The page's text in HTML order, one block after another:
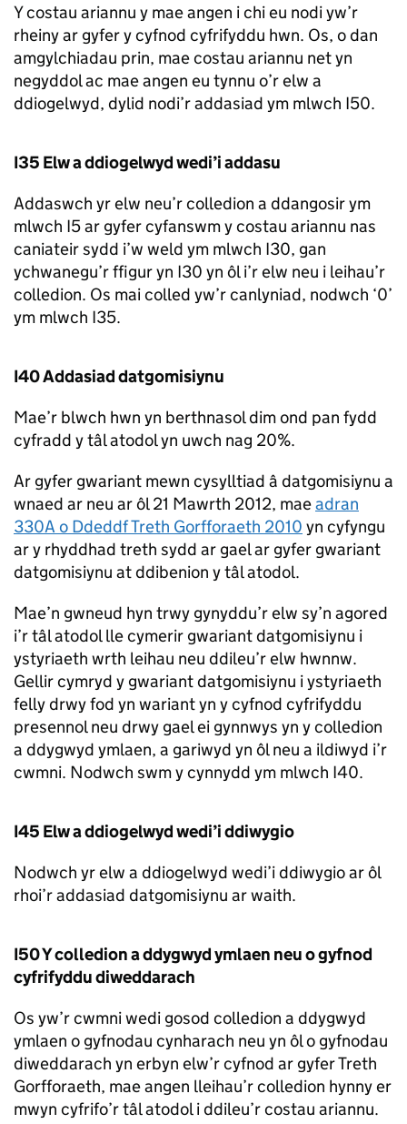
Y costau ariannu y mae angen i chi eu nodi yw’r
rheiny ar gyfer y cyfnod cyfrifyddu hwn. Os, o dan
amgylchiadau prin, mae costau ariannu net yn
negyddol ac mae angen eu tynnu o’r elw a
ddiogelwyd, dylid nodi’r addasiad ym mlwch I50.
I35 Elw a ddiogelwyd wedi’i addasu
Addaswch yr elw neu’r colledion a ddangosir ym
mlwch I5 ar gyfer cyfanswm y costau ariannu nas
caniateir sydd i’w weld ym mlwch I30, gan
ychwanegu’r ffigur yn I30 yn ôl i’r elw neu i leihau’r
colledion. Os mai colled yw’r canlyniad, nodwch ‘0’
ym mlwch I35.
I40 Addasiad datgomisiynu
Mae’r blwch hwn yn berthnasol dim ond pan fydd
cyfradd y tâl atodol yn uwch nag 20%.
Ar gyfer gwariant mewn cysylltiad â datgomisiynu a
wnaed ar neu ar ôl 21 Mawrth 2012, maeadran
330A o Ddeddf Treth Gorfforaeth 2010 yn cyfyngu
ar y rhyddhad treth sydd ar gael ar gyfer gwariant
datgomisiynu at ddibenion y tâl atodol.
Mae’n gwneud hyn trwy gynyddu’r elw sy’n agored
i’r tâl atodol lle cymerir gwariant datgomisiynu i
ystyriaeth wrth leihau neu ddileu’r elw hwnnw.
Gellir cymryd y gwariant datgomisiynu i ystyriaeth
felly drwy fod yn wariant yn y cyfnod cyfrifyddu
presennol neu drwy gael ei gynnwys yn y colledion
a ddygwyd ymlaen, a gariwyd yn ôl neu a ildiwyd i’r
cwmni. Nodwch swm y cynnydd ym mlwch I40.
I45 Elw a ddiogelwyd wedi’i ddiwygio
Nodwch yr elw a ddiogelwyd wedi’i ddiwygio ar ôl
rhoi’r addasiad datgomisiynu ar waith.
I50 Y colledion a ddygwyd ymlaen neu o gyfnod
cyfrifyddu diweddarach
Os yw’r cwmni wedi gosod colledion a ddygwyd
ymlaen o gyfnodau cynharach neu yn ôl o gyfnodau
diweddarach yn erbyn elw’r cyfnod ar gyfer Treth
Gorfforaeth, mae angen lleihau’r colledion hynny er
mwyn cyfrifo’r tâl atodol i ddileu’r costau ariannu.